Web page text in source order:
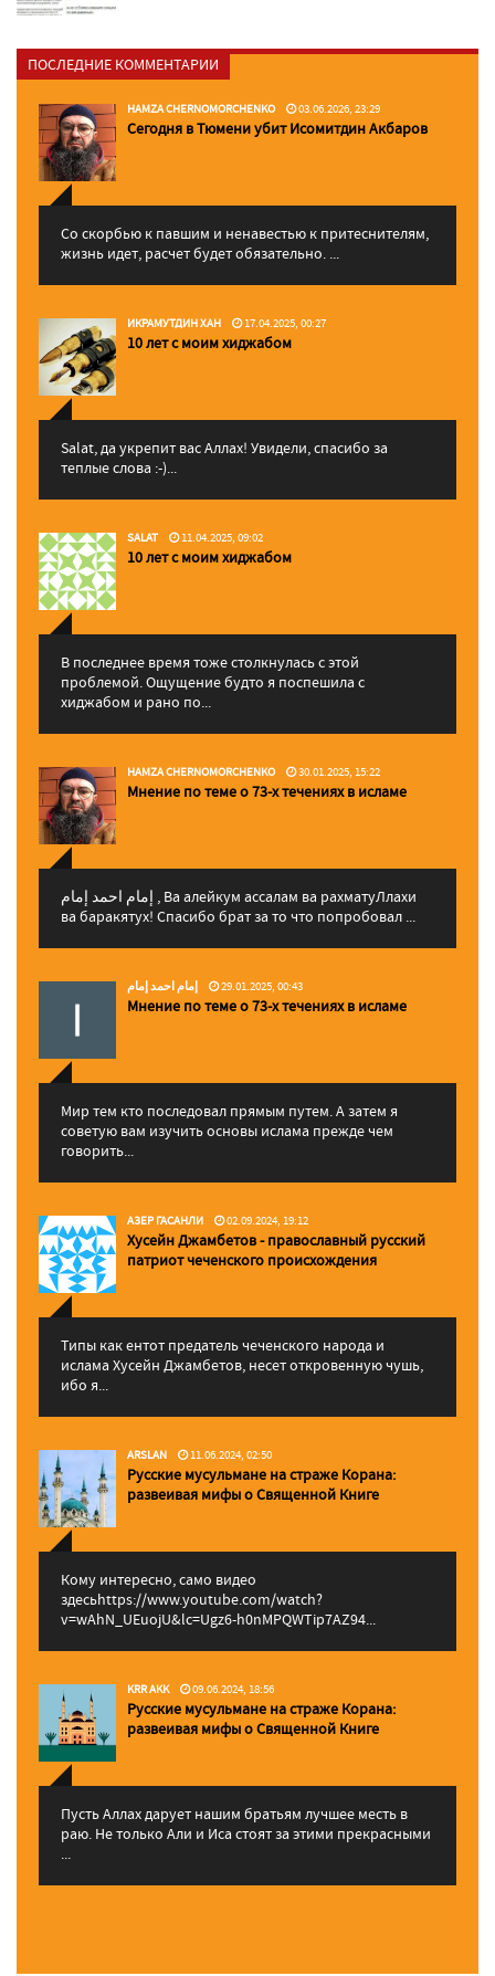
ПОСЛЕДНИЕ КОММЕНТАРИИ
HAMZA CHERNOMORCHENKO 03.06.2026, 23:29
Сегодня в Тюмени убит Исомитдин Акбаров
Со скорбью к павшим и ненавестью к притеснителям,
жизнь идет, расчет будет обязательно. ...
ИКРАМУТДИН ХАН 17.04.2025, 00:27
10 лет с моим хиджабом
Salat, да укрепит вас Аллаx! Увидели, спасибо за
теплые слова :-)...
SALAT 11.04.2025, 09:02
10 лет с моим хиджабом
В последнее время тоже столкнулась с этой
проблемой. Ощущение будто я поспешила с
хиджабом и рано по...
HAMZA CHERNOMORCHENKO 30.01.2025, 15:22
Мнение по теме о 73-х течениях в исламе
إمام احمد إمام , Ва алейкум ассалам ва рахматуЛлахи
ва баракятух! Спасибо брат за то что попробовал ...
إمام احمد إمام 29.01.2025, 00:43
Мнение по теме о 73-х течениях в исламе
Мир тем кто последовал прямым путем. А затем я
советую вам изучить основы ислама прежде чем
говорить...
АЗЕР ГАСАНЛИ 02.09.2024, 19:12
Хусейн Джамбетов - православный русский
патриот чеченского происхождения
Типы как ентот предатель чеченского народа и
ислама Хусейн Джамбетов, несет откровенную чушь,
ибо я...
ARSLAN 11.06.2024, 02:50
Русские мусульмане на страже Корана:
pазвеивая мифы о Священной Книге
Кому интересно, само видео
здесьhttps://www.youtube.com/watch?
v=wAhN_UEuojU&lc=Ugz6-h0nMPQWTip7AZ94...
KRR AKK 09.06.2024, 18:56
Русские мусульмане на страже Корана:
pазвеивая мифы о Священной Книге
Пусть Аллах дарует нашим братьям лучшее месть в
раю. Не только Али и Иса стоят за этими прекрасными
...